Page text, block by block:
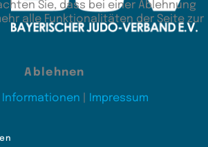
Sie, dass bei einer Ablehnung
alle Funktionalitäten der Seite zur
Ablehnen
Informationen Impressum